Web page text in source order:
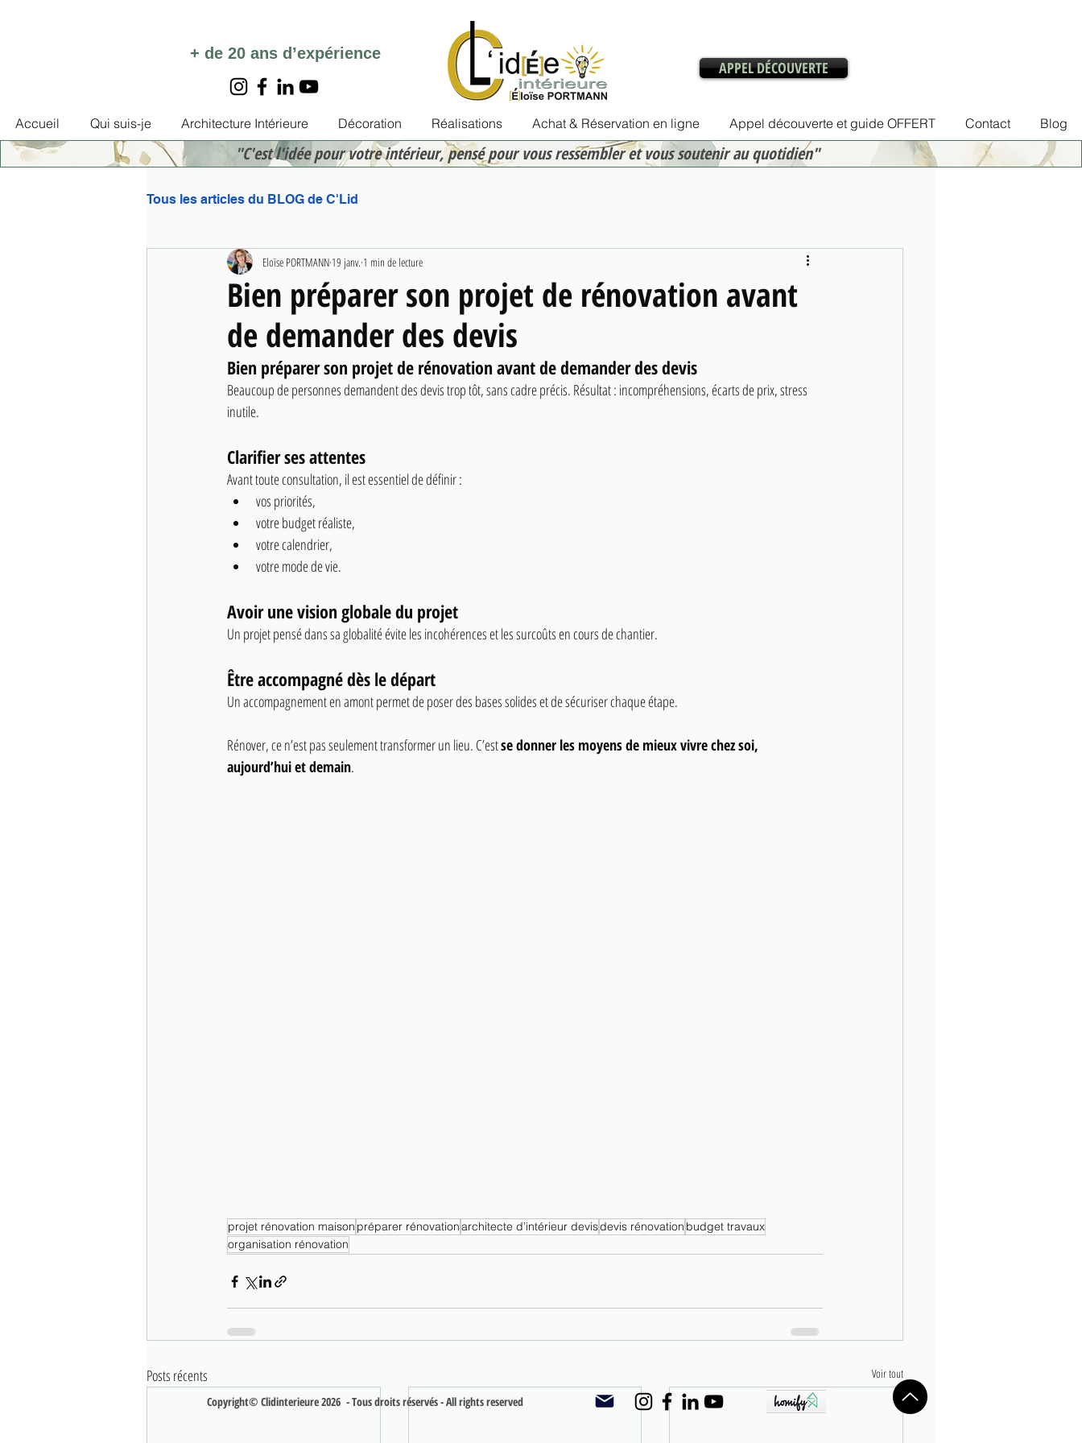
+ de 20 ans d’expérience
APPEL DÉCOUVERTE
Accueil Qui suis-je Architecture Intérieure Décoration Réalisations Achat & Réservation en ligne Appel découverte et guide OFFERT Contact Blog
"C'est l'idée pour votre intérieur, pensé pour vous ressembler et vous soutenir au quotidien"
Tous les articles du BLOG de C'Lid
Bien préparer son projet de rénovation avant
de demander des devis
Eloïse PORTMANN 19 janv. 1 min de lecture
Bien préparer son projet de rénovation avant de demander des devis
Beaucoup de personnes demandent des devis trop tôt, sans cadre précis. Résultat : incompréhensions, écarts de prix, stress
inutile.
Clarifier ses attentes
Avant toute consultation, il est essentiel de définir :
vos priorités,
votre budget réaliste,
votre calendrier,
votre mode de vie.
Avoir une vision globale du projet
Un projet pensé dans sa globalité évite les incohérences et les surcoûts en cours de chantier.
Être accompagné dès le départ
Un accompagnement en amont permet de poser des bases solides et de sécuriser chaque étape.
Rénover, ce n’est pas seulement transformer un lieu. C’est se donner les moyens de mieux vivre chez soi,
aujourd’hui et demain.
projet rénovation maison préparer rénovationarchitecte d’intérieur devisdevis rénovation budget travaux
organisation rénovation
Posts récents Voir tout
Copyright© Clidinterieure 2026 - Tous droits réservés - All rights reserved